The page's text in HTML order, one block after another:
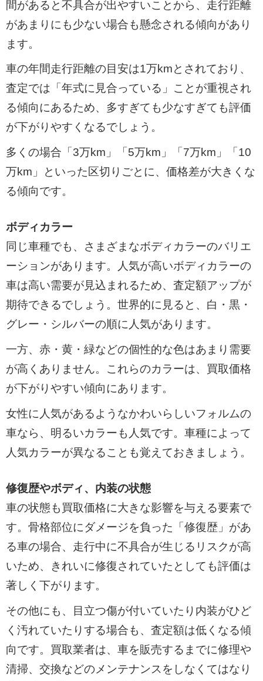
間があると不具合が出やすいことから、走行距離
があまりにも少ない場合も懸念される傾向があり
ます。
車の年間走行距離の目安は1万kmとされており、
査定では「年式に見合っている」ことが重視され
る傾向にあるため、多すぎても少なすぎても評価
が下がりやすくなるでしょう。
多くの場合「3万km」「5万km」「7万km」「10
万km」といった区切りごとに、価格差が大きくな
る傾向です。
ボディカラー
同じ車種でも、さまざまなボディカラーのバリエ
ーションがあります。人気が高いボディカラーの
車は高い需要が見込まれるため、査定額アップが
期待できるでしょう。世界的に見ると、白・黒・
グレー・シルバーの順に人気があります。
一方、赤・黄・緑などの個性的な色はあまり需要
が高くありません。これらのカラーは、買取価格
が下がりやすい傾向にあります。
女性に人気があるようなかわいらしいフォルムの
車なら、明るいカラーも人気です。車種によって
人気カラーが異なることも覚えておきましょう。
修復歴やボディ、内装の状態
車の状態も買取価格に大きな影響を与える要素で
す。骨格部位にダメージを負った「修復歴」があ
る車の場合、走行中に不具合が生じるリスクが高
いため、きれいに修復されていたとしても評価は
著しく下がります。
その他にも、目立つ傷が付いていたり内装がひど
く汚れていたりする場合も、査定額は低くなる傾
向です。買取業者は、車を販売するまでに修理や
清掃、交換などのメンテナンスをしなくてはなり